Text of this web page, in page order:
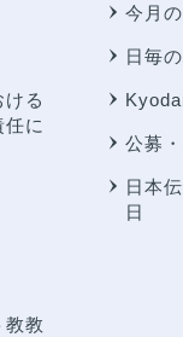
る
に
教教
今月
日毎
公募
日本
日